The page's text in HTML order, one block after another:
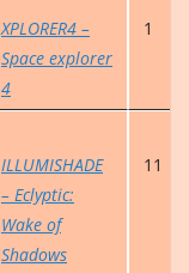
XPLORER4 –
Space explorer
4
1
ILLUMISHADE
– Eclyptic:
Wake of
Shadows
11